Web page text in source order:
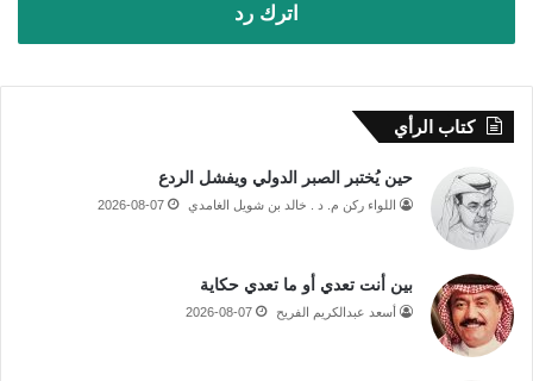
اترك رد
كتاب الرأي
حين يُختبر الصبر الدولي ويفشل الردع
اللواء ركن م. د . خالد بن شويل الغامدي 2026-08-07
بين أنت تعدي أو ما تعدي حكاية
أسعد عبدالكريم الفريح 2026-08-07